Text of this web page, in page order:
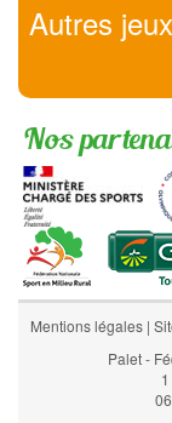
Autres
Nos
Mentions légales |
Palet -